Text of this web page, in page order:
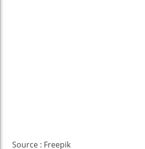
Source : Freepik